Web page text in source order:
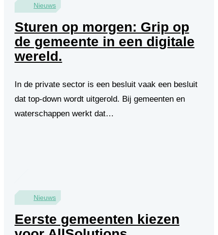
Nieuws
Sturen op morgen: Grip op
de gemeente in een digitale
wereld.
In de private sector is een besluit vaak een besluit
dat top-down wordt uitgerold. Bij gemeenten en
waterschappen werkt dat…
Nieuws
Eerste gemeenten kiezen